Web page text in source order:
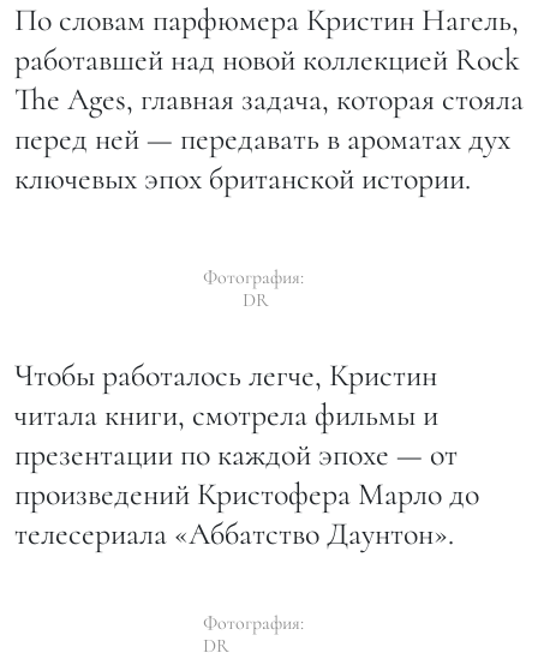
По словам парфюмера Кристин Нагель,
работавшей над новой коллекцией Rock
The Ages, главная задача, которая стояла
перед ней — передавать в ароматах дух
ключевых эпох британской истории.
Фотография:
DR
Чтобы работалось легче, Кристин
читала книги, смотрела фильмы и
презентации по каждой эпохе — от
произведений Кристофера Марло до
телесериала «Аббатство Даунтон».
Фотография:
DR